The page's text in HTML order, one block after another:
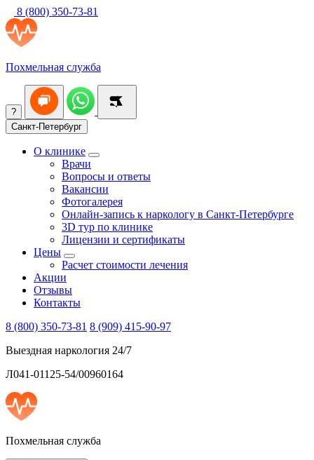
8 (800) 350-73-81
Похмельная служба
?
Санкт-Петербург
О клинике
Врачи
Вопросы и ответы
Вакансии
Фотогалерея
Онлайн-запись к наркологу в Санкт-Петербурге
3D тур по клинике
Лицензии и сертификаты
Цены
Расчет стоимости лечения
Акции
Отзывы
Контакты
8 (800) 350-73-81 8 (909) 415-90-97
Выездная наркология 24/7
Л041-01125-54/00960164
Похмельная служба